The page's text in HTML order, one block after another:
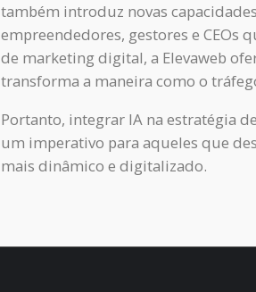
também introduz novas
empreendedores, gestores e CEOs
de marketing digital, a Elevaweb
transforma a maneira como o
Portanto, integrar IA na estratégia
um imperativo para aqueles que
mais dinâmico e digitalizado.